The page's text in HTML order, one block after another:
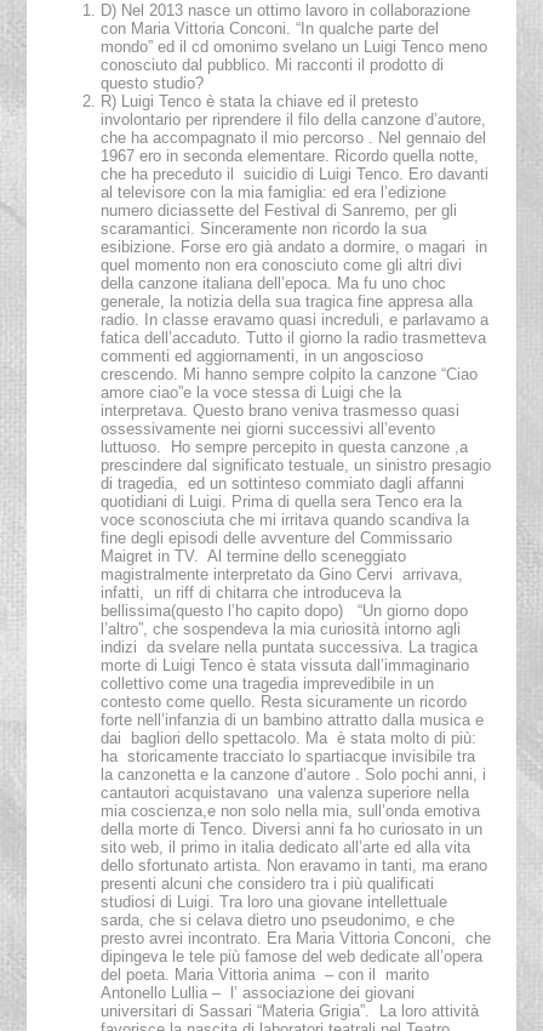
D) Nel 2013 nasce un ottimo lavoro in collaborazione
con Maria Vittoria Conconi. “In qualche parte del
mondo” ed il cd omonimo svelano un Luigi Tenco meno
conosciuto dal pubblico. Mi racconti il prodotto di
questo studio?
R) Luigi Tenco è stata la chiave ed il pretesto
involontario per riprendere il filo della canzone d’autore,
che ha accompagnato il mio percorso . Nel gennaio del
1967 ero in seconda elementare. Ricordo quella notte,
che ha preceduto il suicidio di Luigi Tenco. Ero davanti
al televisore con la mia famiglia: ed era l’edizione
numero diciassette del Festival di Sanremo, per gli
scaramantici. Sinceramente non ricordo la sua
esibizione. Forse ero già andato a dormire, o magari in
quel momento non era conosciuto come gli altri divi
della canzone italiana dell’epoca. Ma fu uno choc
generale, la notizia della sua tragica fine appresa alla
radio. In classe eravamo quasi increduli, e parlavamo a
fatica dell’accaduto. Tutto il giorno la radio trasmetteva
commenti ed aggiornamenti, in un angoscioso
crescendo. Mi hanno sempre colpito la canzone “Ciao
amore ciao”e la voce stessa di Luigi che la
interpretava. Questo brano veniva trasmesso quasi
ossessivamente nei giorni successivi all’evento
luttuoso. Ho sempre percepito in questa canzone ,a
prescindere dal significato testuale, un sinistro presagio
di tragedia, ed un sottinteso commiato dagli affanni
quotidiani di Luigi. Prima di quella sera Tenco era la
voce sconosciuta che mi irritava quando scandiva la
fine degli episodi delle avventure del Commissario
Maigret in TV. Al termine dello sceneggiato
magistralmente interpretato da Gino Cervi arrivava,
infatti, un riff di chitarra che introduceva la
bellissima(questo l’ho capito dopo) “Un giorno dopo
l’altro”, che sospendeva la mia curiosità intorno agli
indizi da svelare nella puntata successiva. La tragica
morte di Luigi Tenco è stata vissuta dall’immaginario
collettivo come una tragedia imprevedibile in un
contesto come quello. Resta sicuramente un ricordo
forte nell’infanzia di un bambino attratto dalla musica e
dai bagliori dello spettacolo. Ma è stata molto di più:
ha storicamente tracciato lo spartiacque invisibile tra
la canzonetta e la canzone d’autore . Solo pochi anni, i
cantautori acquistavano una valenza superiore nella
mia coscienza,e non solo nella mia, sull’onda emotiva
della morte di Tenco. Diversi anni fa ho curiosato in un
sito web, il primo in italia dedicato all’arte ed alla vita
dello sfortunato artista. Non eravamo in tanti, ma erano
presenti alcuni che considero tra i più qualificati
studiosi di Luigi. Tra loro una giovane intellettuale
sarda, che si celava dietro uno pseudonimo, e che
presto avrei incontrato. Era Maria Vittoria Conconi, che
dipingeva le tele più famose del web dedicate all’opera
del poeta. Maria Vittoria anima – con il marito
Antonello Lullia – l’ associazione dei giovani
universitari di Sassari “Materia Grigia”. La loro attività